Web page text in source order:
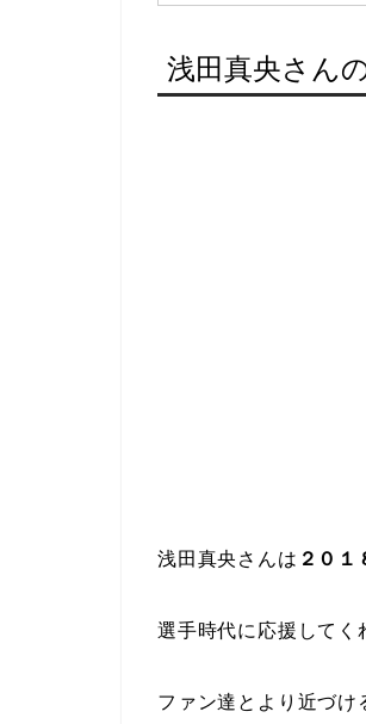
浅田真央さん
浅田真央さんは ２０
選手時代に応援してく
ファン達とより近づけ